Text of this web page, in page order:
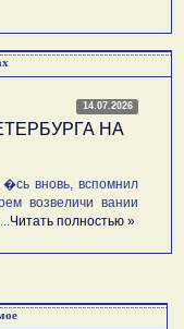
14.07.2026
НА
вновь, вспомнил
возвеличи вании
Читать полностью »